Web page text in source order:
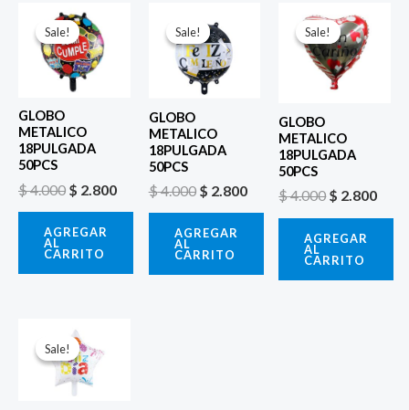
Sale!
Sale!
GLOBO
METALICO
18PULGADA
50PCS
$4.000
El
precio
original
era:
$ 4.000.
$ 2.800
AGREGAR
AL
CARRITO
Sale!
Sale!
GLOBO
METALICO
18PULGADA
50PCS
$4.000
precio
original
era:
$ 4.000.
$ 2.800
AGREGAR
AL
CARRITO
Sale!
Sale!
GLOBO
METALICO
18PULGADA
50PCS
$4.000
precio
original
era:
$ 4.000.
$ 2.800
AGREGAR
AL
CARRITO
Sale!
Sale!
El
precio
original
era:
$ 4.000.